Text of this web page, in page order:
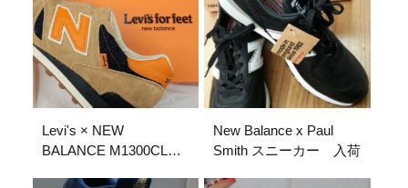
Levi's × NEW
BALANCE M1300CL入
New Balance x Paul
Smith スニーカー 入荷